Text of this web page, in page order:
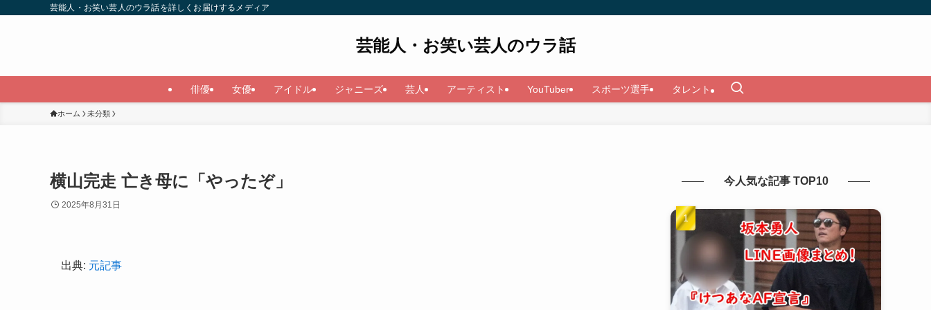
芸能人・お笑い芸人のウラ話を詳しくお届けするメディア
芸能人・お笑い芸人のウラ話
俳優 女優 アイドル ジャニーズ 芸人 アーティスト YouTuber スポーツ選手 タレント
ホーム 未分類
横山完走 亡き母に「やったぞ」
2025年8月31日
出典: 元記事
今人気な記事 TOP10